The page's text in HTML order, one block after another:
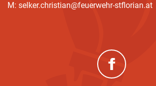
M: selker.christian@feuerwehr-stflorian.at
(neues Fenster)